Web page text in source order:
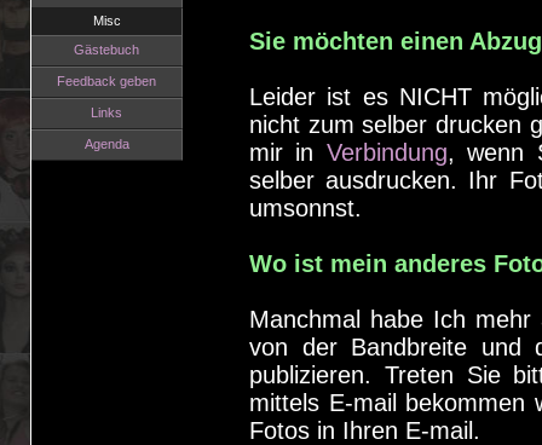
Misc
Gästebuch
Feedback geben
Links
Agenda
Sie möchten einen
Leider ist es NICHT
nicht zum selber drucken
mir in Verbindung, wenn
selber ausdrucken. Ihr
umsonnst.
Wo ist mein anderes
Manchmal habe Ich
von der Bandbreite und
publizieren. Treten Sie
mittels E-mail bekommen
Fotos in Ihren E-mail.